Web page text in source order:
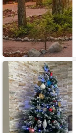
Гостевой
дом
Myhome
Yourhome
Золотой
Роще